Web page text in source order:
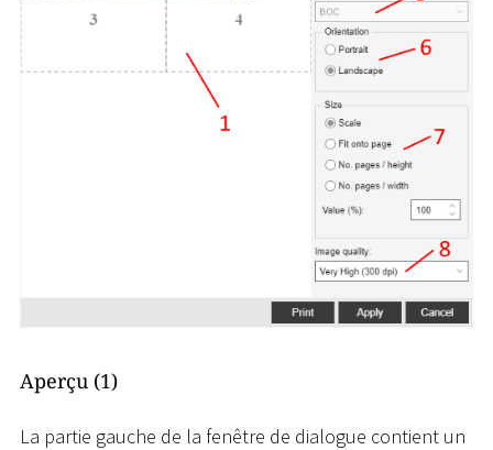
Aperçu (1)
La partie gauche de la fenêtre de dialogue contient un